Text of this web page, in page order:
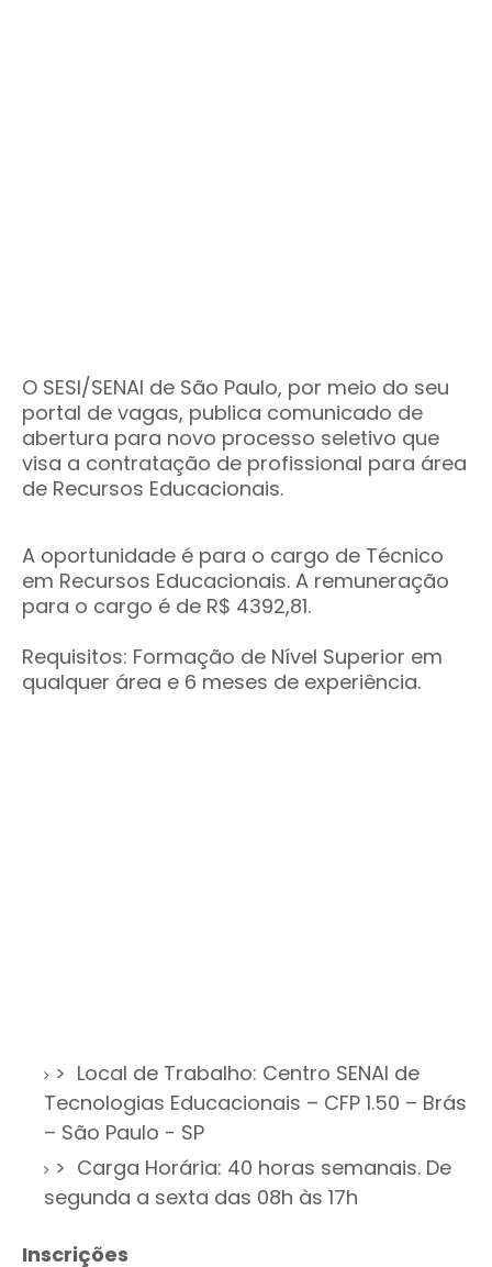
O SESI/SENAI de São Paulo, por meio do seu
portal de vagas, publica comunicado de
abertura para novo processo seletivo que
visa a contratação de profissional para área
de Recursos Educacionais.
A oportunidade é para o cargo de Técnico
em Recursos Educacionais. A remuneração
para o cargo é de R$ 4392,81.
Requisitos: Formação de Nível Superior em
qualquer área e 6 meses de experiência.
> Local de Trabalho: Centro SENAI de
Tecnologias Educacionais – CFP 1.50 – Brás
– São Paulo - SP
> Carga Horária: 40 horas semanais. De
segunda a sexta das 08h às 17h
Inscrições